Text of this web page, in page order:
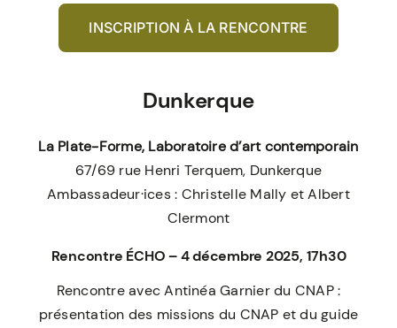
INSCRIPTION À LA RENCONTRE
Dunkerque
La Plate-Forme, Laboratoire d’art contemporain
67/69 rue Henri Terquem, Dunkerque
Ambassadeur·ices : Christelle Mally et Albert
Clermont
Rencontre ÉCHO – 4 décembre 2025, 17h30
Rencontre avec Antinéa Garnier du CNAP :
présentation des missions du CNAP et du guide